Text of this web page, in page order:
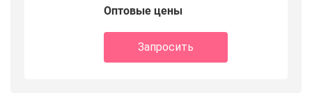
Оптовые цены
Запросить